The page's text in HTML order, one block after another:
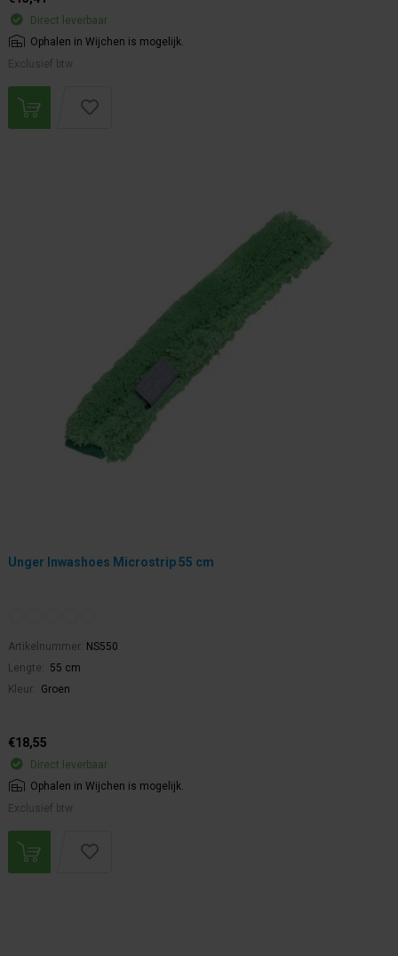
Direct leverbaar
Ophalen in Wijchen is mogelijk.
Exclusief btw.
Unger Inwashoes Microstrip 55 cm
Artikelnummer: NS550
Lengte:
55 cm
Kleur:
Groen
€18,55
Direct leverbaar
Ophalen in Wijchen is mogelijk.
Exclusief btw.